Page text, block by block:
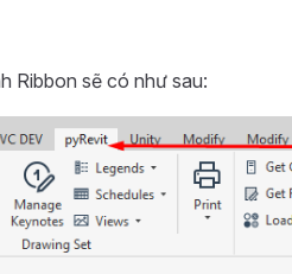
Ribbon sẽ có như sau: